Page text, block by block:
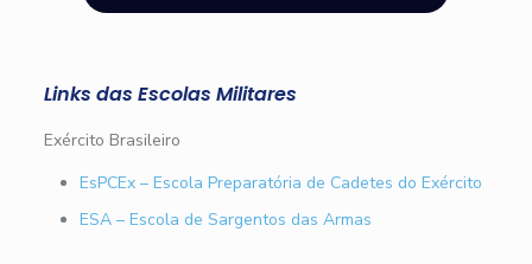
Links das Escolas Militares
Exército Brasileiro
EsPCEx – Escola Preparatória de Cadetes do Exército
ESA – Escola de Sargentos das Armas